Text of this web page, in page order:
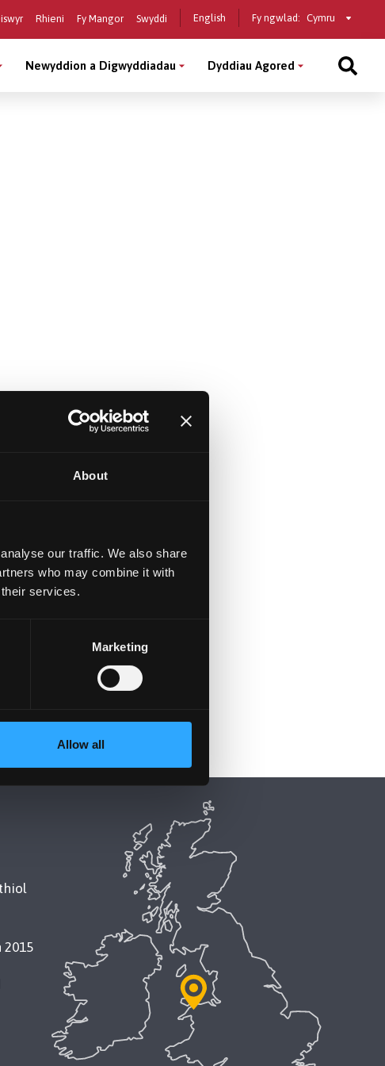
About
our traffic. We also share
who may combine it with
services.
Marketing
Allow all
Rhieni Fy Mangor Swyddi English Fy ngwlad: Select
country
Newyddion a Digwyddiadau Dyddiau Agored
2015